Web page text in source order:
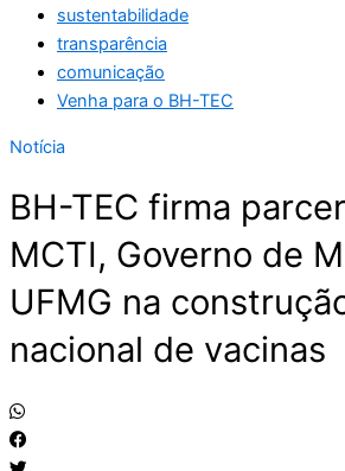
sustentabilidade
transparência
comunicação
Venha para o BH-TEC
Notícia
BH-TEC firma
MCTI, Governo de
UFMG na
nacional de vacinas